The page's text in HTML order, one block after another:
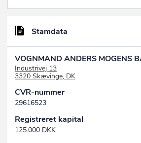
Stamdata
VOGNMAND ANDERS MOGENS
Industrivej 13
3320 Skævinge, DK
CVR-nummer
29616523
Registreret kapital
125.000 DKK